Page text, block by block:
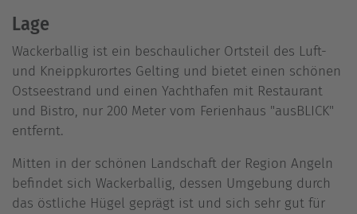
Lage
Wackerballig ist ein beschaulicher Ortsteil des Luft-
und Kneippkurortes Gelting und bietet einen schönen
Ostseestrand und einen Yachthafen mit Restaurant
und Bistro, nur 200 Meter vom Ferienhaus "ausBLICK"
entfernt.
Mitten in der schönen Landschaft der Region Angeln
befindet sich Wackerballig, dessen Umgebung durch
das östliche Hügel geprägt ist und sich sehr gut für